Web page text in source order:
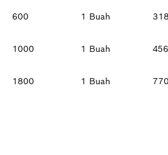
600 1 Buah
1000 1 Buah
1800 1 Buah